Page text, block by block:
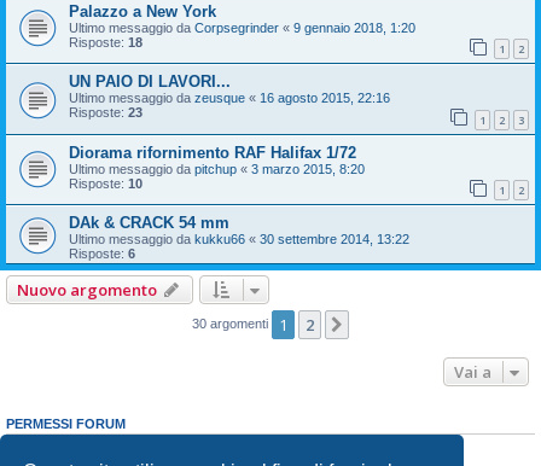
Palazzo a New York
Ultimo messaggio da Corpsegrinder « 9 gennaio 2018, 1:20
Risposte: 18 1 2
UN PAIO DI LAVORI...
Ultimo messaggio da zeusque « 16 agosto 2015, 22:16
Risposte: 23 1 2 3
Diorama rifornimento RAF Halifax 1/72
Ultimo messaggio da pitchup « 3 marzo 2015, 8:20
Risposte: 10 1 2
DAk & CRACK 54 mm
Ultimo messaggio da kukku66 « 30 settembre 2014, 13:22
Risposte: 6
Nuovo argomento
30 argomenti 1 2
Vai a
PERMESSI FORUM